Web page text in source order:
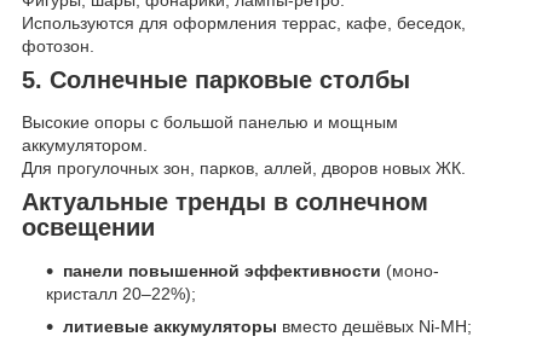
Используются для оформления террас, кафе, беседок,
фотозон.
5. Солнечные парковые столбы
Высокие опоры с большой панелью и мощным
аккумулятором.
Для прогулочных зон, парков, аллей, дворов новых ЖК.
Актуальные тренды в солнечном
освещении
панели повышенной эффективности (моно-
кристалл 20–22%);
литиевые аккумуляторы вместо дешёвых Ni-MH;